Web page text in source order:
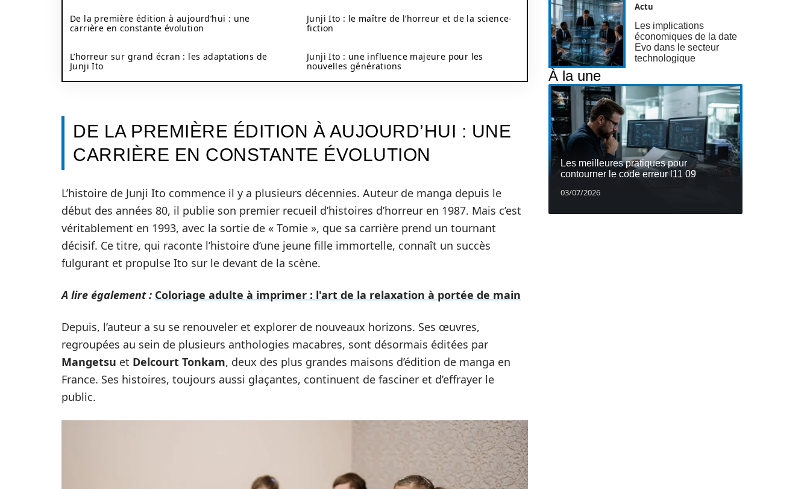
De la première édition à aujourd’hui : une
carrière en constante évolution
L’horreur sur grand écran : les adaptations de
Junji Ito
Junji Ito : le maître de l’horreur et de la science-
fiction
Junji Ito : une influence majeure pour les
nouvelles générations
DE LA PREMIÈRE ÉDITION À AUJOURD’HUI : UNE
CARRIÈRE EN CONSTANTE ÉVOLUTION
L’histoire de Junji Ito commence il y a plusieurs décennies. Auteur de manga depuis le
début des années 80, il publie son premier recueil d’histoires d’horreur en 1987. Mais c’est
véritablement en 1993, avec la sortie de « Tomie », que sa carrière prend un tournant
décisif. Ce titre, qui raconte l’histoire d’une jeune fille immortelle, connaît un succès
fulgurant et propulse Ito sur le devant de la scène.
A lire également : Coloriage adulte à imprimer : l'art de la relaxation à portée de main
Depuis, l’auteur a su se renouveler et explorer de nouveaux horizons. Ses œuvres,
regroupées au sein de plusieurs anthologies macabres, sont désormais éditées par
Mangetsu et Delcourt Tonkam, deux des plus grandes maisons d’édition de manga en
France. Ses histoires, toujours aussi glaçantes, continuent de fasciner et d’effrayer le
public.
Actu
Les implications
économiques de la date
Evo dans le secteur
technologique
À la une
Les meilleures pratiques pour
contourner le code erreur l11 09
03/07/2026